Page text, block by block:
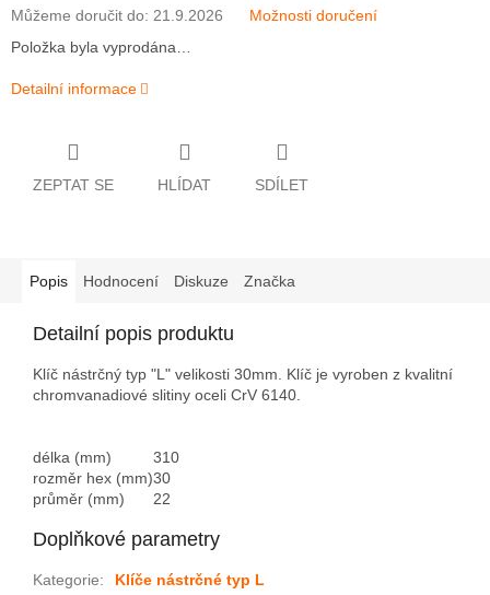
Můžeme doručit do: 21.9.2026
Možnosti doručení
Položka byla vyprodána…
Detailní informace
ZEPTAT SE HLÍDAT SDÍLET
Popis Hodnocení Diskuze Značka
Detailní popis produktu
Klíč nástrčný typ "L" velikosti 30mm. Klíč je vyroben z kvalitní
chromvanadiové slitiny oceli CrV 6140.
délka (mm)
310
rozměr hex (mm)30
průměr (mm)
22
Doplňkové parametry
Kategorie:
Klíče nástrčné typ L